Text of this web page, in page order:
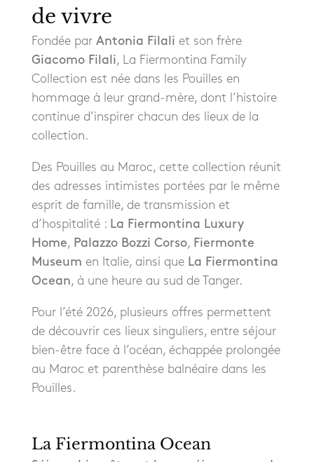
de vivre
Fondée par Antonia Filali et son frère
Giacomo Filali, La Fiermontina Family
Collection est née dans les Pouilles en
hommage à leur grand-mère, dont l’histoire
continue d’inspirer chacun des lieux de la
collection.
Des Pouilles au Maroc, cette collection réunit
des adresses intimistes portées par le même
esprit de famille, de transmission et
d’hospitalité : La Fiermontina Luxury
Home, Palazzo Bozzi Corso, Fiermonte
Museum en Italie, ainsi que La Fiermontina
Ocean, à une heure au sud de Tanger.
Pour l’été 2026, plusieurs offres permettent
de découvrir ces lieux singuliers, entre séjour
bien-être face à l’océan, échappée prolongée
au Maroc et parenthèse balnéaire dans les
Pouilles.
La Fiermontina Ocean